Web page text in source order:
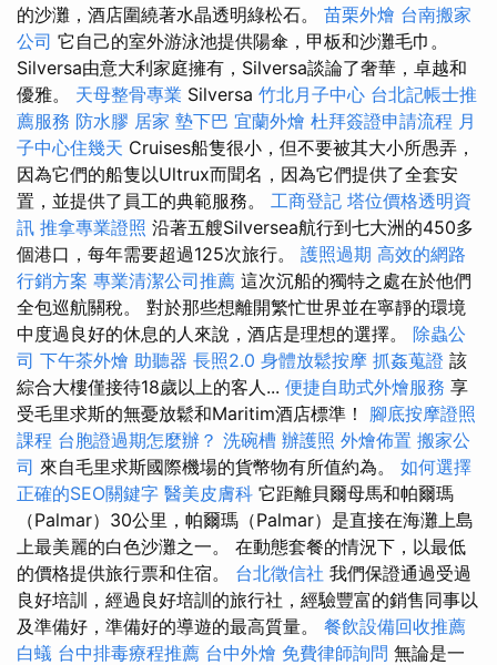
的沙灘，酒店圍繞著水晶透明綠松石。 苗栗外燴 台南搬家
公司 它自己的室外游泳池提供陽傘，甲板和沙灘毛巾。
Silversa由意大利家庭擁有，Silversa談論了奢華，卓越和
優雅。 天母整骨專業 Silversa 竹北月子中心 台北記帳士推
薦服務 防水膠 居家 墊下巴 宜蘭外燴 杜拜簽證申請流程 月
子中心住幾天 Cruises船隻很小，但不要被其大小所愚弄，
因為它們的船隻以Ultrux而聞名，因為它們提供了全套安
置，並提供了員工的典範服務。 工商登記 塔位價格透明資
訊 推拿專業證照 沿著五艘Silversea航行到七大洲的450多
個港口，每年需要超過125次旅行。 護照過期 高效的網路
行銷方案 專業清潔公司推薦 這次沉船的獨特之處在於他們
全包巡航關稅。 對於那些想離開繁忙世界並在寧靜的環境
中度過良好的休息的人來說，酒店是理想的選擇。 除蟲公
司 下午茶外燴 助聽器 長照2.0 身體放鬆按摩 抓姦蒐證 該
綜合大樓僅接待18歲以上的客人... 便捷自助式外燴服務 享
受毛里求斯的無憂放鬆和Maritim酒店標準！ 腳底按摩證照
課程 台胞證過期怎麼辦？ 洗碗槽 辦護照 外燴佈置 搬家公
司 來自毛里求斯國際機場的貨幣物有所值約為。 如何選擇
正確的SEO關鍵字 醫美皮膚科 它距離貝爾母馬和帕爾瑪
（Palmar）30公里，帕爾瑪（Palmar）是直接在海灘上島
上最美麗的白色沙灘之一。 在動態套餐的情況下，以最低
的價格提供旅行票和住宿。 台北徵信社 我們保證通過受過
良好培訓，經過良好培訓的旅行社，經驗豐富的銷售同事以
及準備好，準備好的導遊的最高質量。 餐飲設備回收推薦
白蟻 台中排毒療程推薦 台中外燴 免費律師詢問 無論是一